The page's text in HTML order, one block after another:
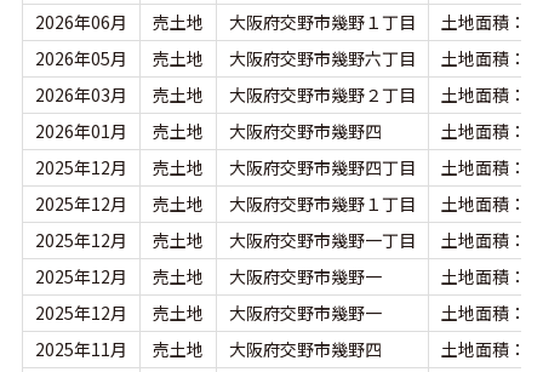
2026年06月
売土地 大阪府交野市幾野１丁目
土地面積：
2026年05月
売土地 大阪府交野市幾野六丁目
土地面積：
2026年03月
売土地 大阪府交野市幾野２丁目
土地面積：
2026年01月
売土地 大阪府交野市幾野四
土地面積：
2025年12月
売土地 大阪府交野市幾野四丁目
土地面積：
2025年12月
売土地 大阪府交野市幾野１丁目
土地面積：
2025年12月
売土地 大阪府交野市幾野一丁目
土地面積：
2025年12月
売土地 大阪府交野市幾野一
土地面積：
2025年12月
売土地 大阪府交野市幾野一
土地面積：
2025年11月
売土地 大阪府交野市幾野四
土地面積：